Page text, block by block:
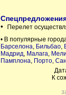
•
Перелет
• В популярные
Барселона, Бильбао,
Мадрид, Малага,
Памплона, Порто,
К